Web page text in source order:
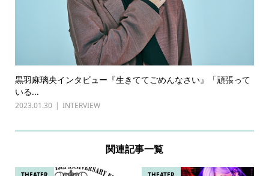
黒羽麻璃央インタビュー『生きててごめんなさい』「頑張って
いる...
2023.01.30 INTERVIEW
関連記事一覧